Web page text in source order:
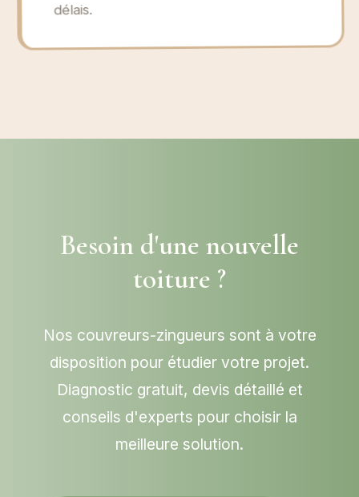
délais.
Besoin d'une nouvelle
toiture ?
Nos couvreurs-zingueurs sont à votre
disposition pour étudier votre projet.
Diagnostic gratuit, devis détaillé et
conseils d'experts pour choisir la
meilleure solution.